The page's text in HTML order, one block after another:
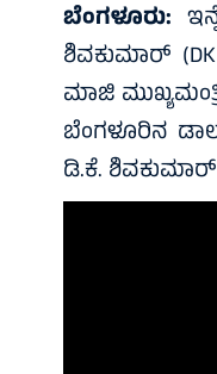
ಬೆಂಗಳೂರು:
ಶಿವಕುಮಾರ್
ಮಾಜಿ
ಬೆಂಗಳೂರಿನ
ಡಿ.ಕೆ.